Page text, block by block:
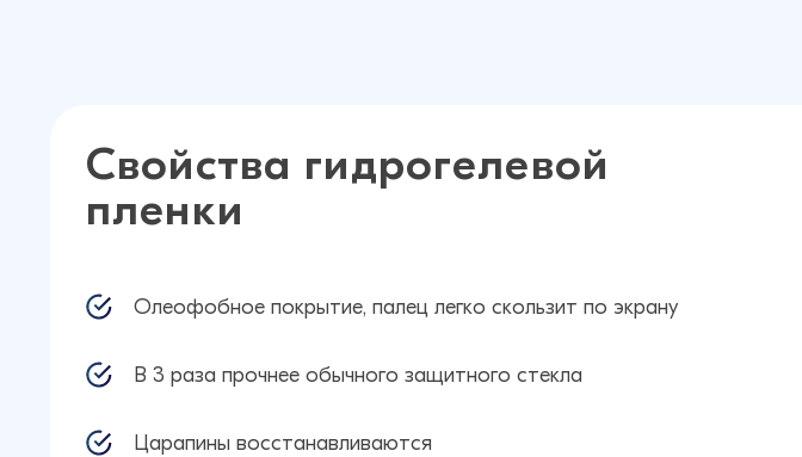
Свойства гидрогелевой
пленки
Олеофобное покрытие, палец легко скользит по экрану
В 3 раза прочнее обычного защитного стекла
Царапины восстанавливаются